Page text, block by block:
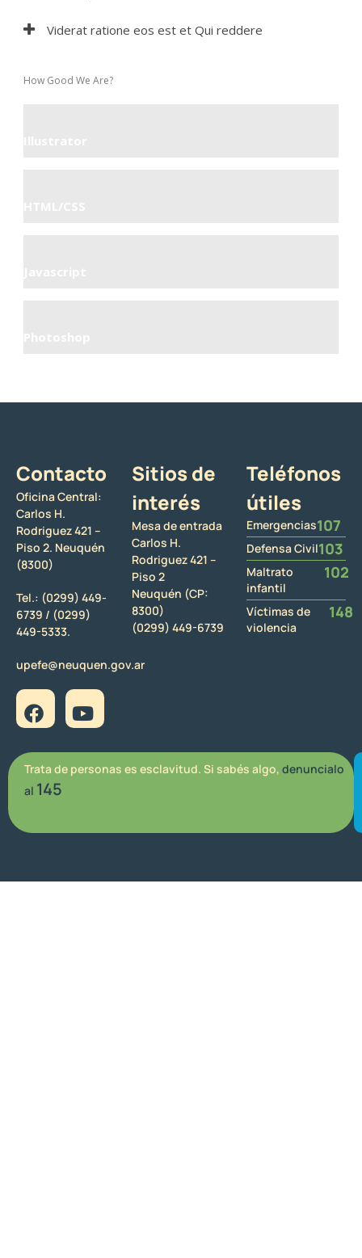
Viderat ratione eos est et Qui reddere
How Good We Are?
Contacto
Oficina Central:
Carlos H.
Rodriguez 421 –
Piso 2. Neuquén
(8300)
Tel.: (0299) 449-
6739 / (0299)
449-5333.
upefe@neuquen.gov.ar
Sitios de
interés
Mesa de entrada
Carlos H.
Rodriguez 421 –
Piso 2
Neuquén (CP:
8300)
(0299) 449-6739
Teléfonos
útiles
Emergencias107
Defensa Civil103
Maltrato
infantil
102
Víctimas de
violencia
148
Trata de personas es esclavitud. Si sabés algo, denuncialo
al 145